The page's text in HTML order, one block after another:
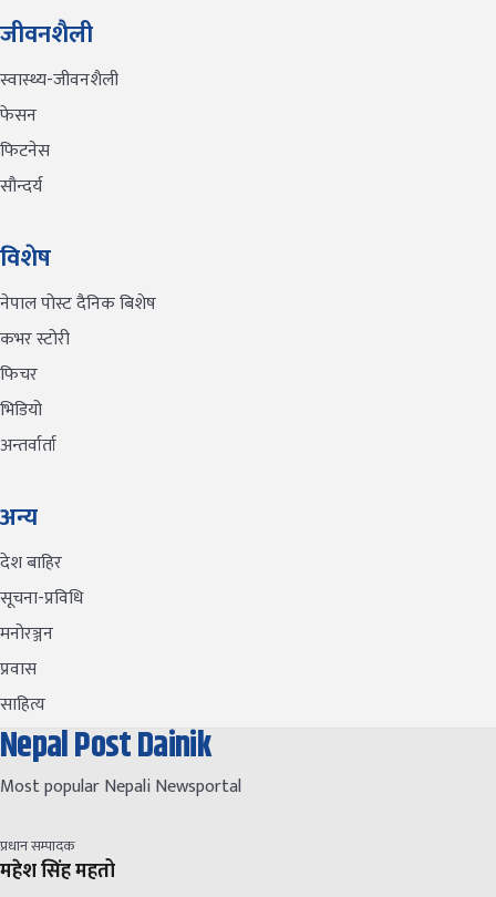
जीवनशैली
स्वास्थ्य-जीवनशैली
फेसन
फिटनेस
सौन्दर्य
विशेष
नेपाल पोस्ट दैनिक बिशेष
कभर स्टोरी
फिचर
भिडियो
अन्तर्वार्ता
अन्य
देश बाहिर
सूचना-प्रविधि
मनोरञ्जन
प्रवास
साहित्य
Nepal Post Dainik
Most popular Nepali Newsportal
प्रधान सम्पादक
महेश सिंह महतो